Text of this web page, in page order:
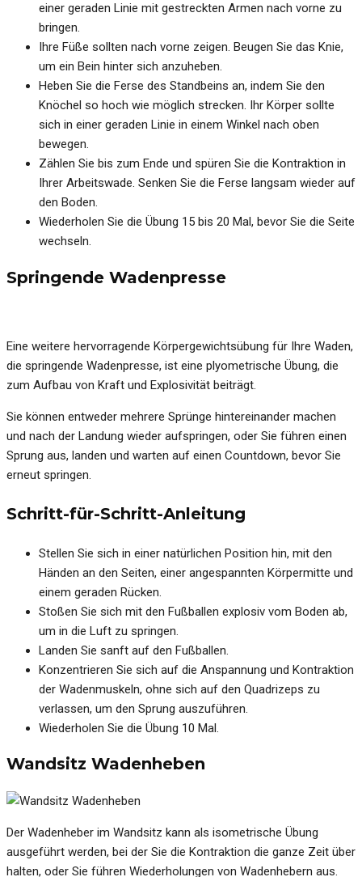
einer geraden Linie mit gestreckten Armen nach vorne zu
bringen.
Ihre Füße sollten nach vorne zeigen. Beugen Sie das Knie,
um ein Bein hinter sich anzuheben.
Heben Sie die Ferse des Standbeins an, indem Sie den
Knöchel so hoch wie möglich strecken. Ihr Körper sollte
sich in einer geraden Linie in einem Winkel nach oben
bewegen.
Zählen Sie bis zum Ende und spüren Sie die Kontraktion in
Ihrer Arbeitswade. Senken Sie die Ferse langsam wieder auf
den Boden.
Wiederholen Sie die Übung 15 bis 20 Mal, bevor Sie die Seite
wechseln.
Springende Wadenpresse
Eine weitere hervorragende Körpergewichtsübung für Ihre Waden,
die springende Wadenpresse, ist eine plyometrische Übung, die
zum Aufbau von Kraft und Explosivität beiträgt.
Sie können entweder mehrere Sprünge hintereinander machen
und nach der Landung wieder aufspringen, oder Sie führen einen
Sprung aus, landen und warten auf einen Countdown, bevor Sie
erneut springen.
Schritt-für-Schritt-Anleitung
Stellen Sie sich in einer natürlichen Position hin, mit den
Händen an den Seiten, einer angespannten Körpermitte und
einem geraden Rücken.
Stoßen Sie sich mit den Fußballen explosiv vom Boden ab,
um in die Luft zu springen.
Landen Sie sanft auf den Fußballen.
Konzentrieren Sie sich auf die Anspannung und Kontraktion
der Wadenmuskeln, ohne sich auf den Quadrizeps zu
verlassen, um den Sprung auszuführen.
Wiederholen Sie die Übung 10 Mal.
Wandsitz Wadenheben
Der Wadenheber im Wandsitz kann als isometrische Übung
ausgeführt werden, bei der Sie die Kontraktion die ganze Zeit über
halten, oder Sie führen Wiederholungen von Wadenhebern aus.